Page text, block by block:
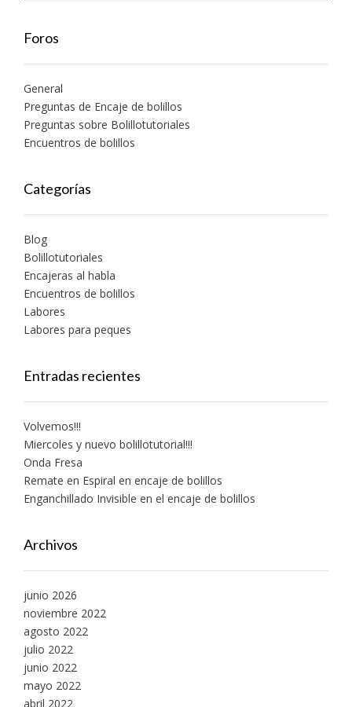
Foros
General
Preguntas de Encaje de bolillos
Preguntas sobre Bolillotutoriales
Encuentros de bolillos
Categorías
Blog
Bolillotutoriales
Encajeras al habla
Encuentros de bolillos
Labores
Labores para peques
Entradas recientes
Volvemos!!!
Miercoles y nuevo bolillotutorial!!!
Onda Fresa
Remate en Espiral en encaje de bolillos
Enganchillado Invisible en el encaje de bolillos
Archivos
junio 2026
noviembre 2022
agosto 2022
julio 2022
junio 2022
mayo 2022
abril 2022